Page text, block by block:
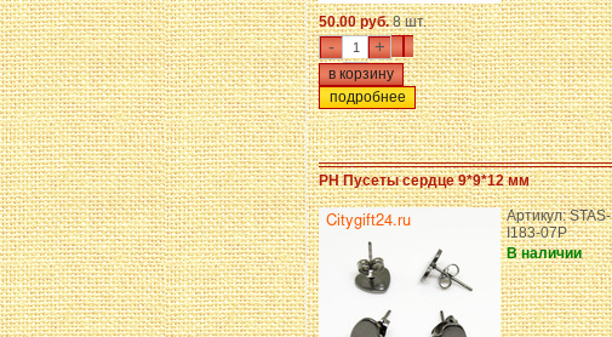
50.00 руб.8 шт.
- +
подробнее
PH Пусеты сердце 9*9*12 мм
Артикул: STAS-
I183-07P
В наличии